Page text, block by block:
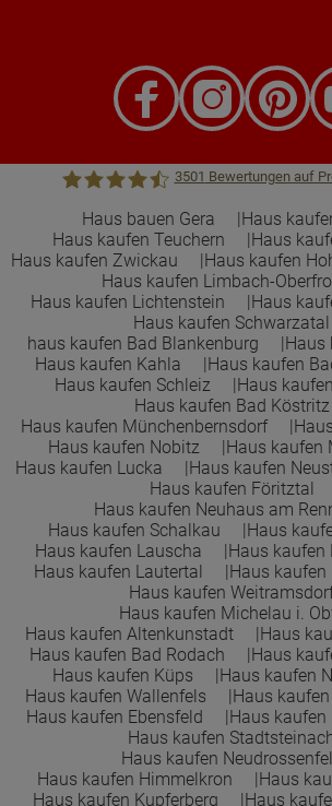
Town &Country Haus Lizenzgeber
3501 Bewertungen auf
Haus bauen Gera
Haus
Haus kaufen Teuchern
Haus
Haus kaufen Zwickau
Haus kaufen
Haus kaufen Limbach-
Haus kaufen Lichtenstein
Haus
Haus kaufen Schwarzatal
haus kaufen Bad Blankenburg
Haus
Haus kaufen Kahla
Haus kaufen
Haus kaufen Schleiz
Haus
Haus kaufen Bad Köstritz
Haus kaufen Münchenbernsdorf
Haus kaufen Nobitz
Haus kaufen
Haus kaufen Lucka
Haus kaufen
Haus kaufen Föritztal
Haus kaufen Neuhaus am
Haus kaufen Schalkau
Haus
Haus kaufen Lauscha
Haus kaufen
Haus kaufen Lautertal
Haus kaufen
Haus kaufen
Haus kaufen Michelau i.
Haus kaufen Altenkunstadt
Haus
Haus kaufen Bad Rodach
Haus
Haus kaufen Küps
Haus kaufen
Haus kaufen Wallenfels
Haus
Haus kaufen Ebensfeld
Haus kaufen
Haus kaufen
Haus kaufen
Haus kaufen Himmelkron
Haus
Haus kaufen Kupferberg
Haus